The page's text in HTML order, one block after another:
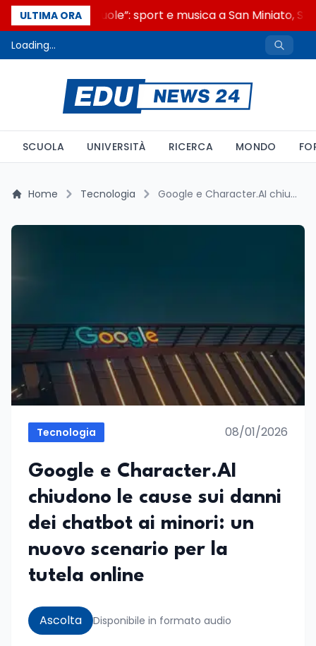
ULTIMA ORA
“Noi siamo le Scuole”: sport e musica a San Miniato,
Loading...
SCUOLA UNIVERSITÀ RICERCA MONDO
Home Tecnologia Google e Character.AI chiudono le cause sui danni dei chatbot ai minori: un nuovo scenario per la tutela online
Tecnologia 08/01/2026
Google e Character.AI
chiudono le cause sui danni
dei chatbot ai minori: un
nuovo scenario per la
tutela online
Ascolta Disponibile in formato audio